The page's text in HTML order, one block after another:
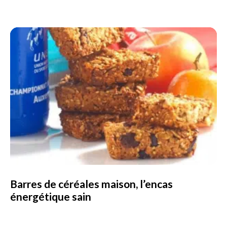
Barres de céréales maison, l’encas
énergétique sain